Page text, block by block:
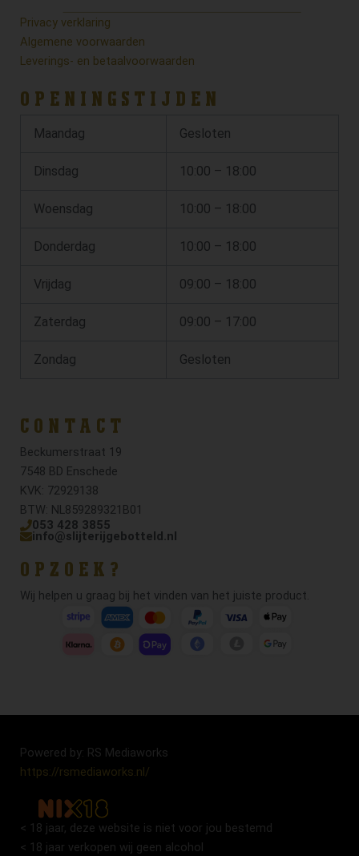
Privacy verklaring
Algemene voorwaarden
Leverings- en betaalvoorwaarden
OPENINGSTIJDEN
Maandag Gesloten
Dinsdag 10:00 – 18:00
Woensdag 10:00 – 18:00
Donderdag 10:00 – 18:00
Vrijdag 09:00 – 18:00
Zaterdag 09:00 – 17:00
Zondag Gesloten
CONTACT
Beckumerstraat 19
7548 BD Enschede
KVK: 72929138
BTW: NL859289321B01
053 428 3855
info@slijterijgebotteld.nl
OPZOEK?
Wij helpen u graag bij het vinden van het juiste product.
Powered by: RS Mediaworks
https://rsmediaworks.nl/
< 18 jaar, deze website is niet voor jou bestemd
< 18 jaar verkopen wij geen alcohol